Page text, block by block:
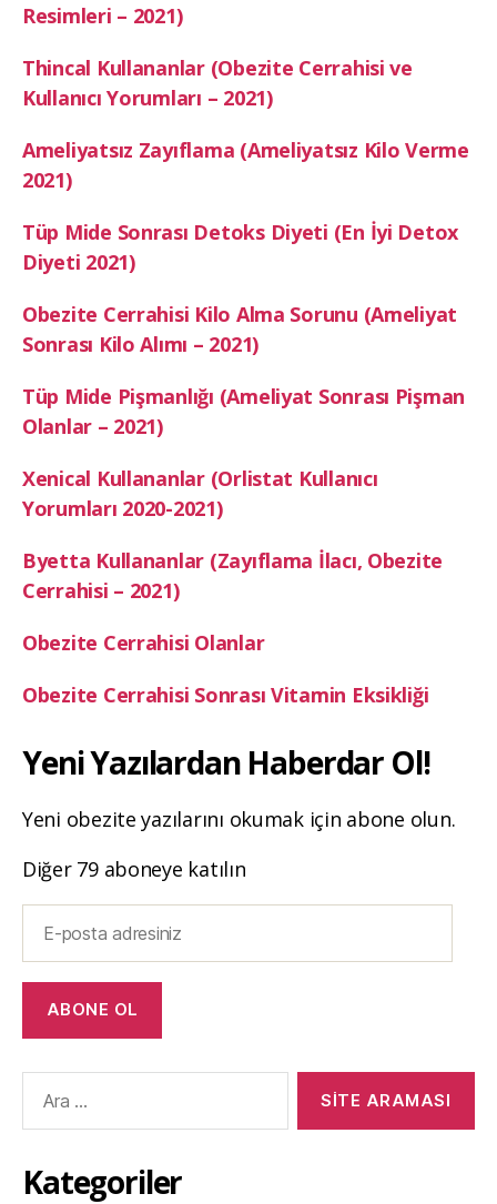
Resimleri – 2021)
Thincal Kullananlar (Obezite Cerrahisi ve
Kullanıcı Yorumları – 2021)
Ameliyatsız Zayıflama (Ameliyatsız Kilo Verme
2021)
Tüp Mide Sonrası Detoks Diyeti (En İyi Detox
Diyeti 2021)
Obezite Cerrahisi Kilo Alma Sorunu (Ameliyat
Sonrası Kilo Alımı – 2021)
Tüp Mide Pişmanlığı (Ameliyat Sonrası Pişman
Olanlar – 2021)
Xenical Kullananlar (Orlistat Kullanıcı
Yorumları 2020-2021)
Byetta Kullananlar (Zayıflama İlacı, Obezite
Cerrahisi – 2021)
Obezite Cerrahisi Olanlar
Obezite Cerrahisi Sonrası Vitamin Eksikliği
Yeni Yazılardan Haberdar Ol!
Yeni obezite yazılarını okumak için abone olun.
Diğer 79 aboneye katılın
posta
adresiniz
ABONE OL
yap:
Kategoriler